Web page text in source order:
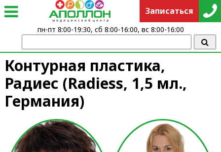
Контурная пластика,
Радиес (Radiess, 1,5 мл.,
Германия)
Записаться
пн-пт 8:00-19:30, сб 8:00-16:00, вс 8:00-16:00